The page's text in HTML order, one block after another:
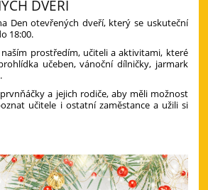
DVEŘÍ
Den otevřených dveří, který se uskuteční
18:00.
prostředím, učiteli a aktivitami, které
učeben, vánoční dílničky, jarmark
a jejich rodiče, aby měli možnost
učitele i ostatní zaměstance a užili si